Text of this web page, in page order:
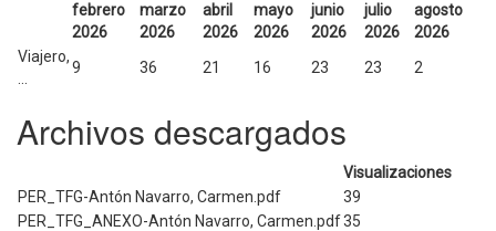
febrero
2026
marzo
2026
abril
2026
mayo
2026
junio
2026
julio
2026
agosto
2026
Viajero,
9 36 21 16 23 23 2
Archivos descargados
Visualizaciones
PER_TFG-Antón Navarro, Carmen.pdf
39
PER_TFG_ANEXO-Antón Navarro, Carmen.pdf35